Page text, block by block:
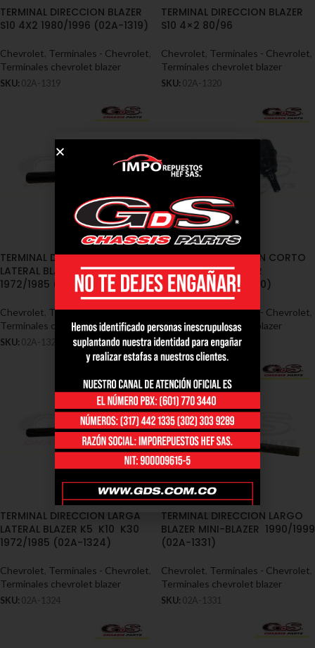
TERMINAL DIRECCION BLAZER
S10 4X2 1980/1996 (02A-1319)
Chevrolet Terminales - Chevrolet
Terminales chevrolet blazer
SKU: 02A-1319
TERMINAL DIRECCION BLAZER
S10 4×2 80/96
Chevrolet Terminales - Chevrolet
Terminales chevrolet blazer
SKU: 02A-1320
TERMINAL DIRECCION CORTA
LATERAL BLAZER K5 K10 K30
1972/1985 (02A-1325)
Chevrolet Terminales - Chevrolet,
Terminales chevrolet blazer
SKU: 02A-1325
TERMINAL DIRECCION CORTO
BLAZER MINI-BLAZER
1990/1999 (02A-1330)
Chevrolet,Terminales - Chevrolet
Terminales chevrolet blazer
SKU:02A-1330
TERMINAL DIRECCION LARGA
LATERAL BLAZER K5 K10 K30
1972/1985 (02A-1324)
Chevrolet Terminales - Chevrolet
Terminales chevrolet blazer
SKU: 02A-1324
TERMINAL DIRECCION LARGO
BLAZER MINI-BLAZER 1990/1999
(02A-1331)
Chevrolet Terminales - Chevrolet
Terminales chevrolet blazer
SKU: 02A-1331